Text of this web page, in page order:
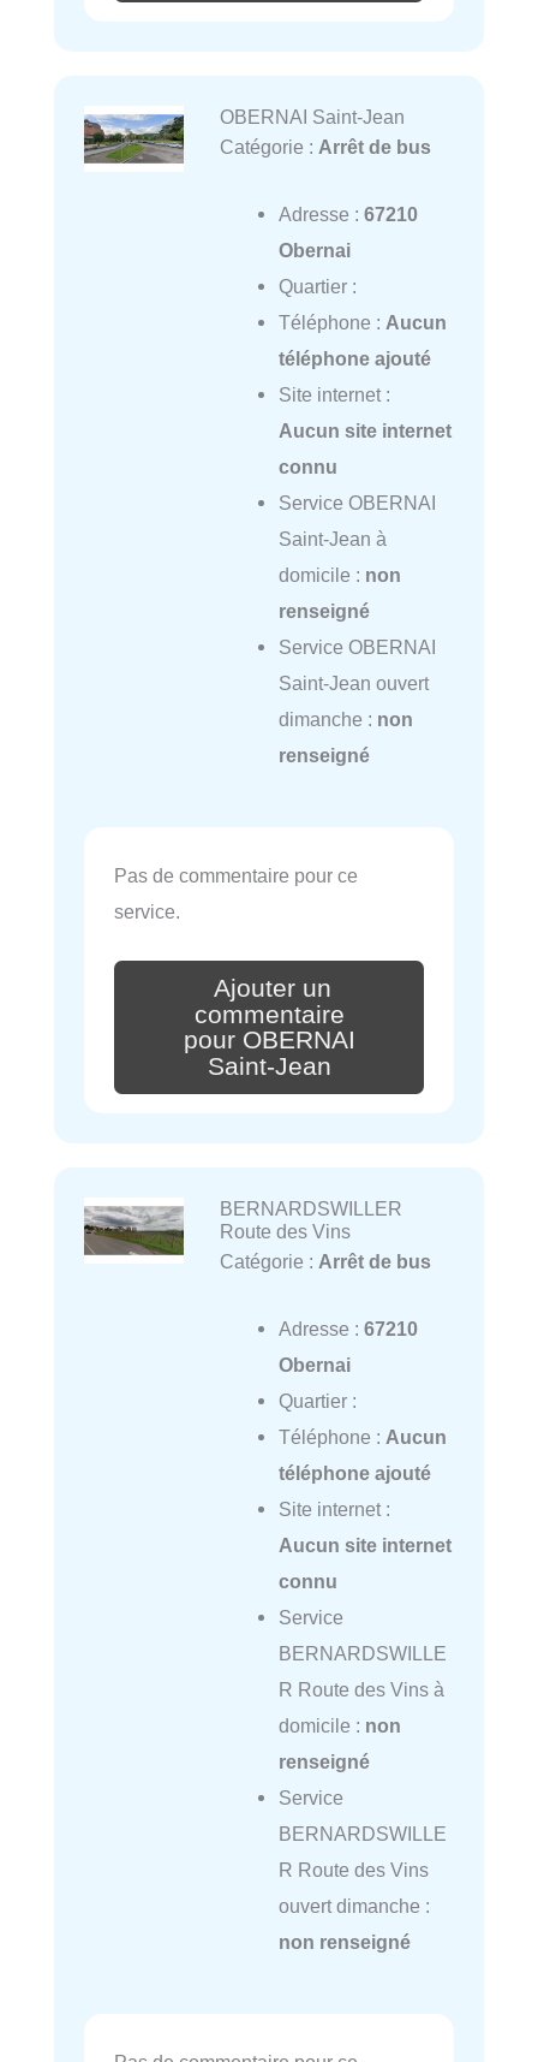
OBERNAI Saint-Jean
Catégorie : Arrêt de bus
Adresse : 67210
Obernai
Quartier :
Téléphone : Aucun
téléphone ajouté
Site internet :
Aucun site internet
connu
Service OBERNAI
Saint-Jean à
domicile : non
renseigné
Service OBERNAI
Saint-Jean ouvert
dimanche : non
renseigné
Pas de commentaire pour ce
service.
Ajouter un
commentaire
pour OBERNAI
Saint-Jean
BERNARDSWILLER
Route des Vins
Catégorie : Arrêt de bus
Adresse : 67210
Obernai
Quartier :
Téléphone : Aucun
téléphone ajouté
Site internet :
Aucun site internet
connu
Service
BERNARDSWILLE
R Route des Vins à
domicile : non
renseigné
Service
BERNARDSWILLE
R Route des Vins
ouvert dimanche :
non renseigné